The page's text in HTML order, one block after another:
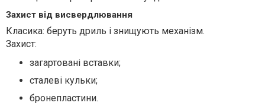
Захист від висвердлювання
Класика: беруть дриль і знищують механізм.
Захист:
загартовані вставки;
сталеві кульки;
бронепластини.